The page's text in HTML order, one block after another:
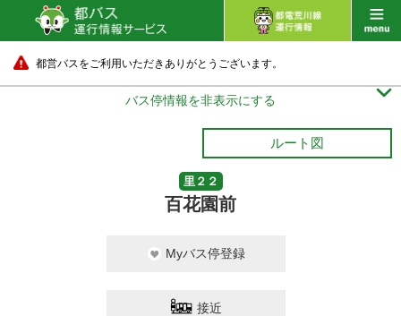
都営バスをご利用いただきありがとうございます。
バス停情報を非表示にする 
ルート図
里２２
百花園前
Myバス停登録
接近